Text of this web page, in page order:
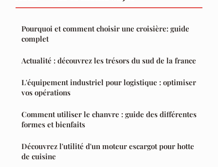
Pourquoi et comment choisir une croisière: guide
complet
Actualité : découvrez les trésors du sud de la france
L'équipement industriel pour logistique : optimiser
vos opérations
Comment utiliser le chanvre : guide des différentes
formes et bienfaits
Découvrez l'utilité d'un moteur escargot pour hotte
de cuisine